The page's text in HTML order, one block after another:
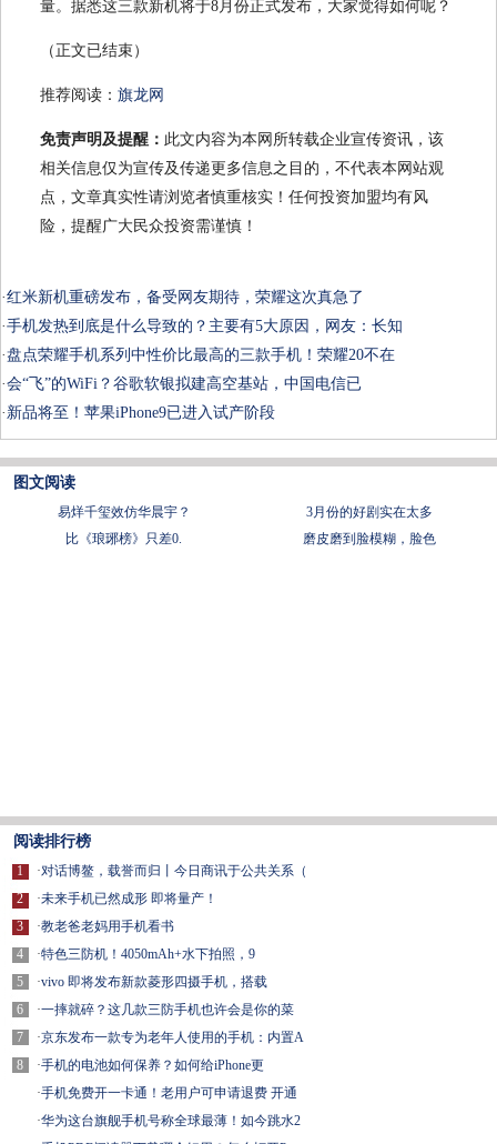
量。据悉这三款新机将于8月份正式发布，大家觉得如何呢？
（正文已结束）
推荐阅读： 旗龙网
免责声明及提醒： 此文内容为本网所转载企业宣传资讯，该
相关信息仅为宣传及传递更多信息之目的，不代表本网站观
点，文章真实性请浏览者慎重核实！任何投资加盟均有风
险，提醒广大民众投资需谨慎！
·红米新机重磅发布，备受网友期待，荣耀这次真急了
·手机发热到底是什么导致的？主要有5大原因，网友：长知
·盘点荣耀手机系列中性价比最高的三款手机！荣耀20不在
·会“飞”的WiFi？谷歌软银拟建高空基站，中国电信已
· 新品将至！苹果iPhone9已进入试产阶段
图文阅读
易烊千玺效仿华晨宇？
3月份的好剧实在太多
比《琅琊榜》只差0.
磨皮磨到脸模糊，脸色
阅读排行榜
1
2
3
4
5
6
7
8
·对话博鳌，载誉而归丨今日商讯于公共关系（
·未来手机已然成形 即将量产！
·教老爸老妈用手机看书
·特色三防机！4050mAh+水下拍照，9
·vivo 即将发布新款菱形四摄手机，搭载
·一摔就碎？这几款三防手机也许会是你的菜
·京东发布一款专为老年人使用的手机：内置A
·手机的电池如何保养？如何给iPhone更
·手机免费开一卡通！老用户可申请退费 开通
·华为这台旗舰手机号称全球最薄！如今跳水2